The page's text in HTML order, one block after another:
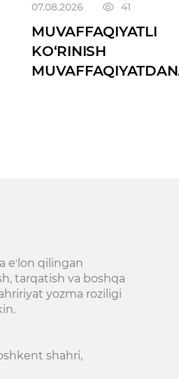
07.08.2026 41
MUVAFFAQIYATLI
KO‘RINISH
MUVAFFAQIYATDAN
eʼlon qilingan
tarqatish va boshqa
yozma roziligi
shahri,